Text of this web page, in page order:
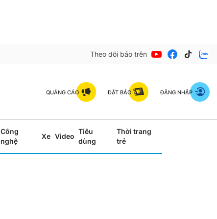
Theo dõi báo trên
QUẢNG CÁO ĐẶT BÁO ĐĂNG NHẬP
Công
nghệ
Xe Video
Tiêu
dùng
Thời trang
trẻ